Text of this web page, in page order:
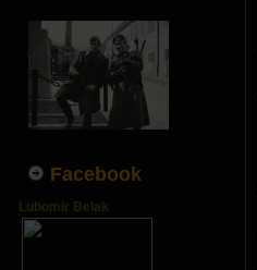
Facebook
Lubomir Belak